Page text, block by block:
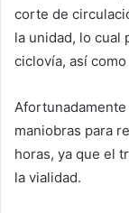
corte de
la unidad, lo cual
ciclovía, así
maniobras para
horas, ya que el
la vialidad.